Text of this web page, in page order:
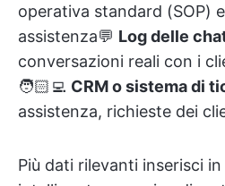
operativa standard (SOP)
assistenza💬 Log delle
conversazioni reali con i
🧑🏻‍💻 CRM o sistema di
assistenza, richieste dei
Più dati rilevanti inserisci in